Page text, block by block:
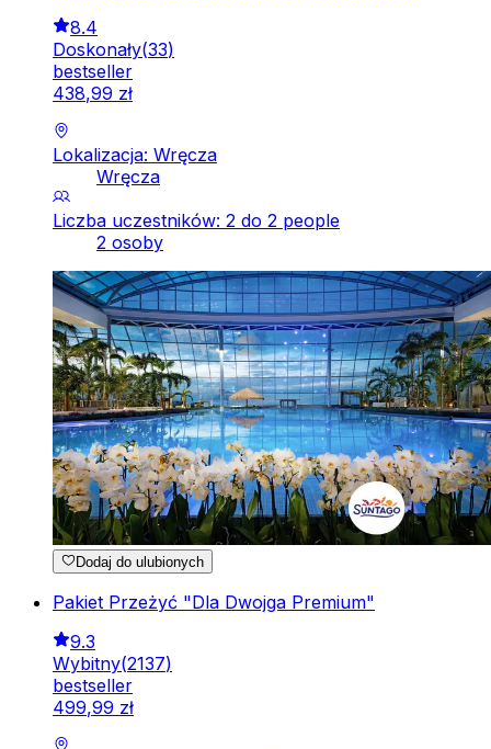
8.4
Doskonały(33)
bestseller
438,99 zł
Lokalizacja: Wręcza
Wręcza
Liczba uczestników: 2 do 2 people
2 osoby
Dodaj do ulubionych
Pakiet Przeżyć "Dla Dwojga Premium"
9.3
Wybitny(2137)
bestseller
499,99 zł